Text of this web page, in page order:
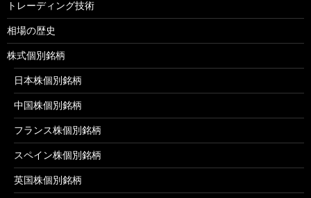
トレーディング技術
相場の歴史
株式個別銘柄
日本株個別銘柄
中国株個別銘柄
フランス株個別銘柄
スペイン株個別銘柄
英国株個別銘柄